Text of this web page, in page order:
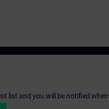
list and you will be notified